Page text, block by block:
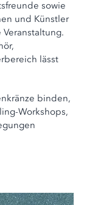
sowie
und Künstler
Veranstaltung.
lässt
binden,
Workshops,